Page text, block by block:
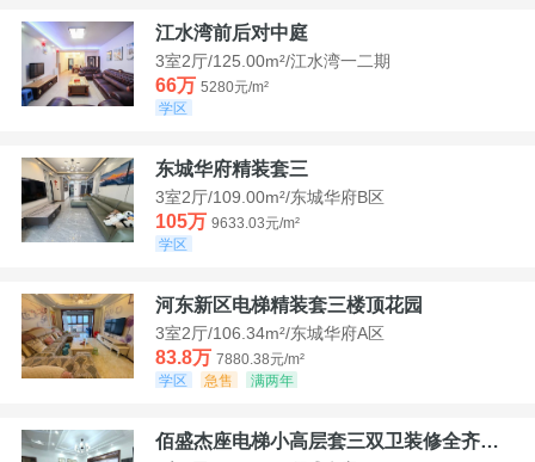
江水湾前后对中庭
3室2厅/125.00m²/江水湾一二期
66万 5280元/m²
学区
东城华府精装套三
3室2厅/109.00m²/东城华府B区
105万 9633.03元/m²
学区
河东新区电梯精装套三楼顶花园
3室2厅/106.34m²/东城华府A区
83.8万 7880.38元/m²
学区
急售 满两年
佰盛杰座电梯小高层套三双卫装修全齐诚意出售